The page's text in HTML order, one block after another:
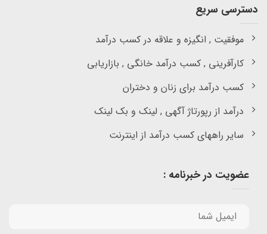
دسترسی سریع
موفقیت , انگیزه و علاقه در کسب درآمد
کارآفرینی , کسب درآمد خانگی , بازاریابی
کسب درآمد برای زنان و دختران
درآمد از رپورتاژ آگهی , لینک و بک لینک
سایر راههای کسب درآمد از اینترنت
عضویت در خبرنامه :